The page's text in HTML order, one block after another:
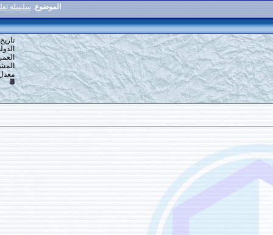
سلسلة تعليم خط الرقعة للمبتدئين
#
7
تاريخ التسجيل: 16-12-2013
الدولة: القاهرة
العمر: 59
المشاركات: 6,918
معدل تقييم المستوى: 10